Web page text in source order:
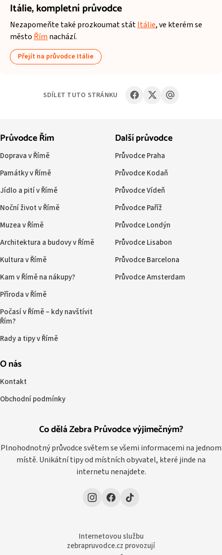
Itálie,kompletní průvodce
Nezapomeňte také prozkoumat státItálie, ve kterém se
město Řím nachází.
Přejít na průvodce Itálie
SDÍLET TUTO STRÁNKU
Co dělá Zebra Průvodce výjimečným?
Plnohodnotný průvodce světem se všemi informacemi na jednom
místě. Unikátní tipy od místních obyvatel, které jinde na
internetu nenajdete.
Průvodce Řím
Doprava v Římě
Památky v Římě
Jídlo a pití v Římě
Noční život v Římě
Muzea v Římě
Architektura a budovy v Římě
Kultura v Římě
Kam v Římě na nákupy?
Příroda v Římě
Počasí v Římě – kdy navštívit
Řím?
Rady a tipy v Římě
Další průvodce
Průvodce Praha
Průvodce Kodaň
Průvodce Vídeň
Průvodce Paříž
Průvodce Londýn
Průvodce Lisabon
Průvodce Barcelona
Průvodce Amsterdam
O nás
Kontakt
Obchodní podmínky
Internetovou službu
zebrapruvodce.cz provozují